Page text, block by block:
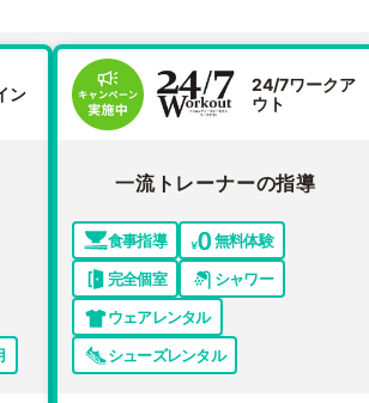
ン
24/7ワークア
ウト
一流トレーナーの指導
食事指導
無料体験
完全個室
シャワー
ウェアレンタル
シューズレンタル